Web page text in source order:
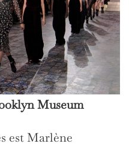
Museum
est Marlène